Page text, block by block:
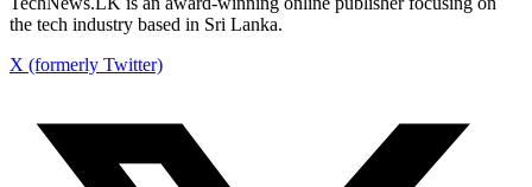
the tech industry based in Sri Lanka.
X (formerly Twitter)